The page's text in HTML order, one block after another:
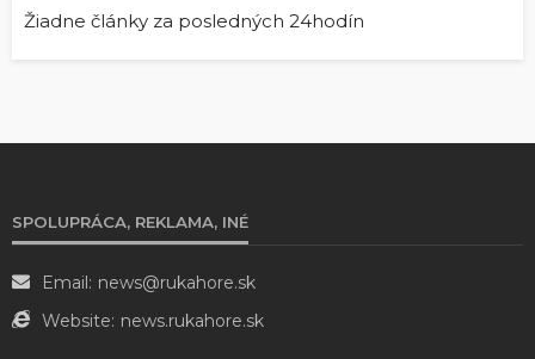
Žiadne články za posledných 24hodín
SPOLUPRÁCA, REKLAMA, INÉ
Email: news@rukahore.sk
Website: news.rukahore.sk